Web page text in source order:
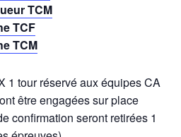
TCM
TCF
TCM
1 tour réservé aux équipes CA
être engagées sur place
confirmation seront retirées 1